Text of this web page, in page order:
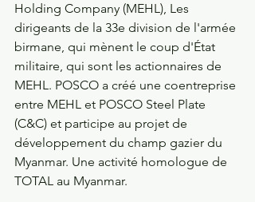
Holding Company (MEHL), Les
dirigeants de la 33e division de l'armée
birmane, qui mènent le coup d'État
militaire, qui sont les actionnaires de
MEHL. POSCO a créé une coentreprise
entre MEHL et POSCO Steel Plate
(C&C) et participe au projet de
développement du champ gazier du
Myanmar. Une activité homologue de
TOTAL au Myanmar.